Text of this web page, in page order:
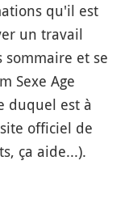
qu'il est
un travail
et se
Sexe Age
duquel est à
officiel de
ça aide...).